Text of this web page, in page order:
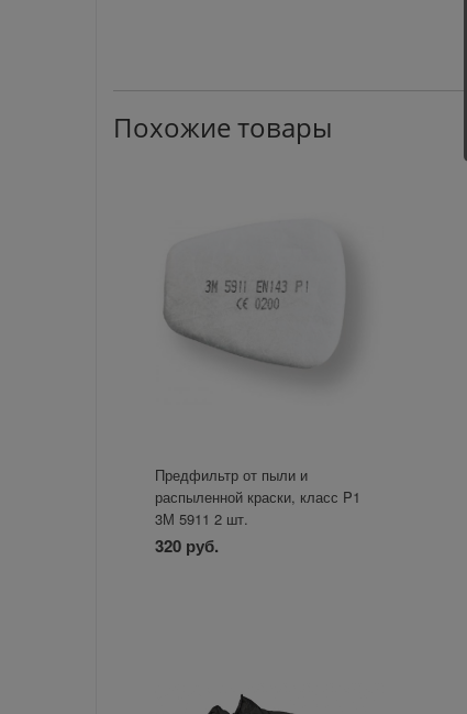
Похожие товары
Предфильтр от пыли и
распыленной краски, класс P1
3М 5911 2 шт.
320 руб.